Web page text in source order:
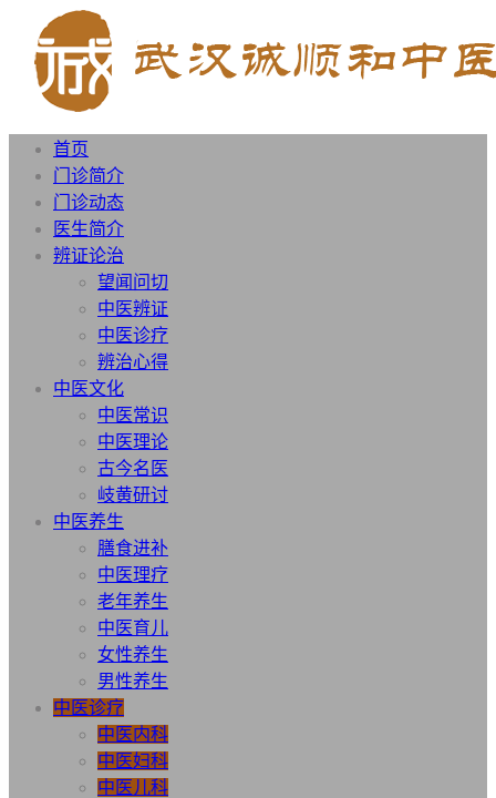
首页
门诊简介
门诊动态
医生简介
辨证论治
望闻问切
中医辨证
中医诊疗
辨治心得
中医文化
中医常识
中医理论
古今名医
岐黄研讨
中医养生
膳食进补
中医理疗
老年养生
中医育儿
女性养生
男性养生
中医诊疗
中医内科
中医妇科
中医儿科